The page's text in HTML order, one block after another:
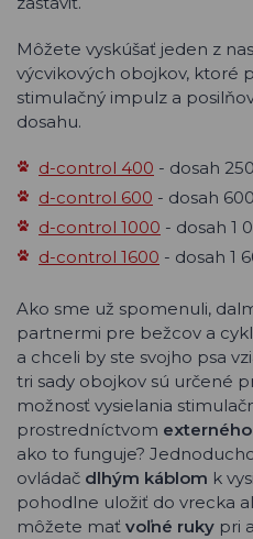
Môžete vyskúšať jeden z
výcvikových obojkov, ktoré
stimulačný impulz a
dosahu.
d-control 400 - dosah
d-control 600 - dosah
d-control 1000 - dosah 1
d-control 1600 - dosah 1
Ako sme už spomenuli,
partnermi pre bežcov a
a chceli by ste svojho psa
tri sady obojkov sú určené
možnosť vysielania
prostredníctvom
ako to funguje?
ovládač dlhým káblom k
pohodlne uložiť do vrecka
môžete mať voľné ruky pri